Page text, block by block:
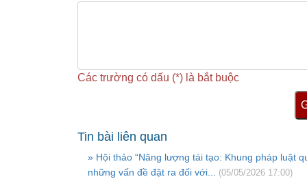
Các trường có dấu (*) là bắt buộc
Tin bài liên quan
» Hội thảo “Năng lượng tái tạo: Khung pháp luật
những vấn đề đặt ra đối với... (05/05/2026 17:00)